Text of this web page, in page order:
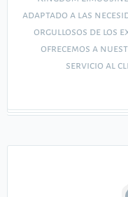
adaptado a las
orgullosos de los
ofrecemos a
servicio al